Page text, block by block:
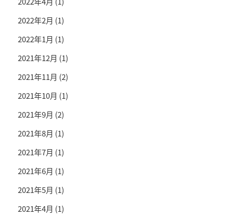
2022年2月 (1)
2022年1月 (1)
2021年12月 (1)
2021年11月 (2)
2021年10月 (1)
2021年9月 (2)
2021年8月 (1)
2021年7月 (1)
2021年6月 (1)
2021年5月 (1)
2021年4月 (1)